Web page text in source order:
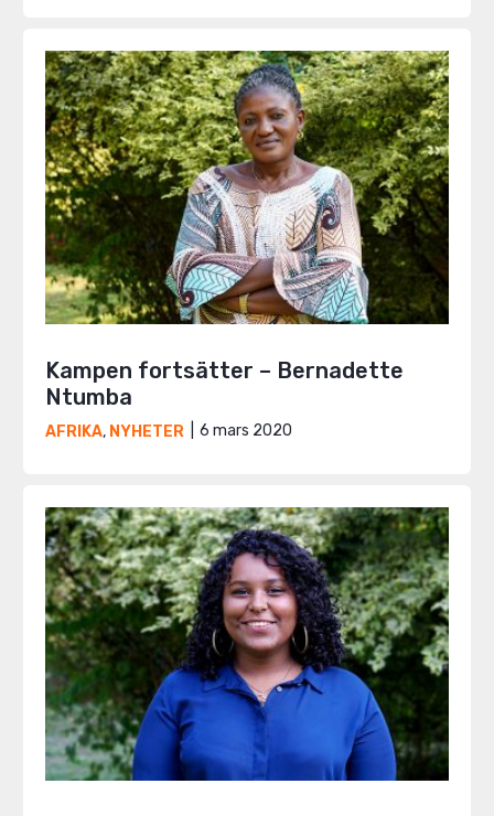
Kampen fortsätter – Bernadette
Ntumba
AFRIKA, NYHETER 6 mars 2020